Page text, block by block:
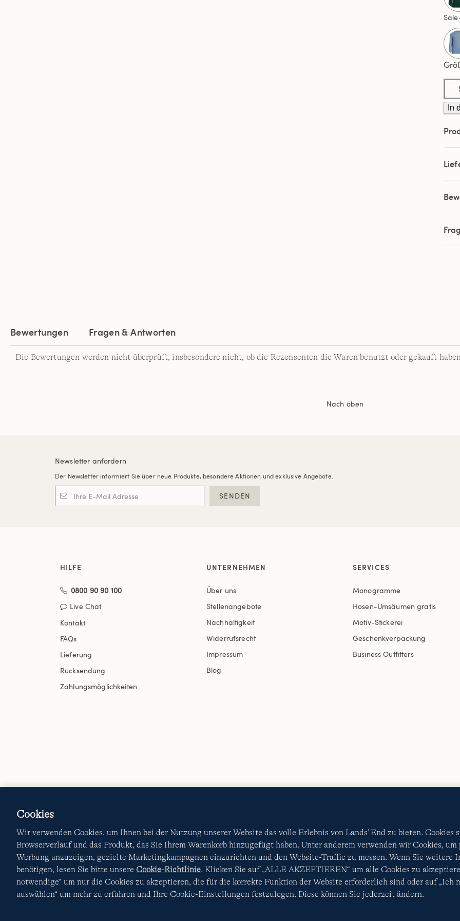
In
Bewertungen Fragen & Antworten
Die Bewertungen werden nicht überprüft, insbesondere nicht, ob die Rezensenten die Waren benutzt oder gekauft
Nach oben
Newsletter anfordern
Der Newsletter informiert Sie über neue Produkte, besondere Aktionen und exklusive Angebote.
SENDEN
HILFE
0800 90 90 100
Live Chat
Kontakt
FAQs
Lieferung
Rücksendung
Zahlungsmöglichkeiten
UNTERNEHMEN
Über uns
Stellenangebote
Nachhaltigkeit
Widerrufsrecht
Impressum
Blog
SERVICES
Monogramme
Hosen-Umsäumen gratis
Motiv-Stickerei
Geschenkverpackung
Business Outfitters
Cookies
Wir verwenden Cookies, um Ihnen bei der Nutzung unserer Website das volle Erlebnis von Lands' End zu bieten. Cookies
Browserverlauf und das Produkt, das Sie Ihrem Warenkorb hinzugefügt haben. Unter anderem verwenden wir Cookies,
Werbung anzuzeigen, gezielte Marketingkampagnen einzurichten und den Website-Traffic zu messen. Wenn Sie weitere
benötigen, lesen Sie bitte unsere Cookie-Richtlinie. Klicken Sie auf „ALLE AKZEPTIEREN“ um alle Cookies zu
notwendige“ um nur die Cookies zu akzeptieren, die für die korrekte Funktion der Website erforderlich sind oder auf „Ich
auswählen“ um mehr zu erfahren und Ihre Cookie-Einstellungen festzulegen. Diese können Sie jederzeit ändern.